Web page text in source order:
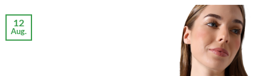
12
Aug.